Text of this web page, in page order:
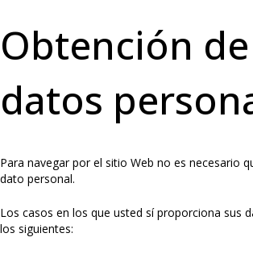
Obtención de
datos
Para navegar por el sitio Web no es necesario
dato personal.
Los casos en los que usted sí proporciona sus
los siguientes: